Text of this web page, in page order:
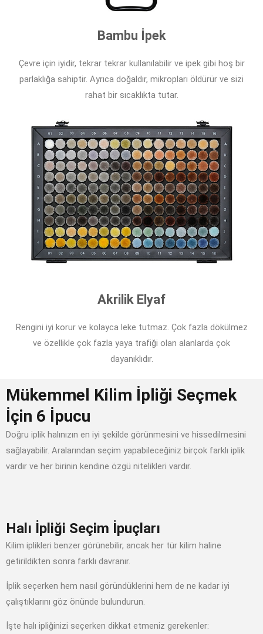
Bambu İpek
Çevre için iyidir, tekrar tekrar kullanılabilir ve ipek gibi hoş bir
parlaklığa sahiptir. Ayrıca doğaldır, mikropları öldürür ve sizi
rahat bir sıcaklıkta tutar.
Akrilik Elyaf
Rengini iyi korur ve kolayca leke tutmaz. Çok fazla dökülmez
ve özellikle çok fazla yaya trafiği olan alanlarda çok
dayanıklıdır.
Mükemmel Kilim İpliği Seçmek
İçin 6 İpucu
Doğru iplik halınızın en iyi şekilde görünmesini ve hissedilmesini
sağlayabilir. Aralarından seçim yapabileceğiniz birçok farklı iplik
vardır ve her birinin kendine özgü nitelikleri vardır.
Halı İpliği Seçim İpuçları
Kilim iplikleri benzer görünebilir, ancak her tür kilim haline
getirildikten sonra farklı davranır.
İplik seçerken hem nasıl göründüklerini hem de ne kadar iyi
çalıştıklarını göz önünde bulundurun.
İşte halı ipliğinizi seçerken dikkat etmeniz gerekenler: